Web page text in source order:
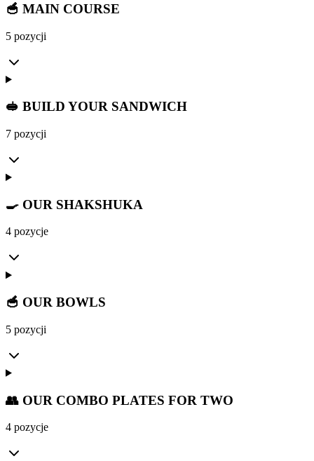
🥣 MAIN COURSE
5 pozycji
🥪 BUILD YOUR SANDWICH
7 pozycji
🍳 OUR SHAKSHUKA
4 pozycje
🥣 OUR BOWLS
5 pozycji
👥 OUR COMBO PLATES FOR TWO
4 pozycje